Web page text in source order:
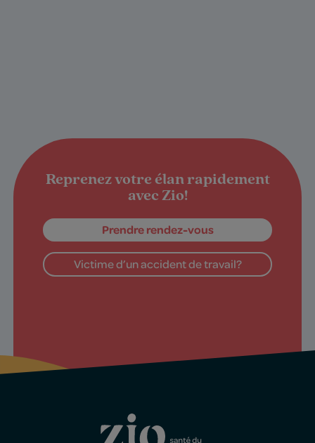
Reprenez votre élan rapidement
avec Zio!
Prendre rendez-vous
Victime d’un accident de travail?